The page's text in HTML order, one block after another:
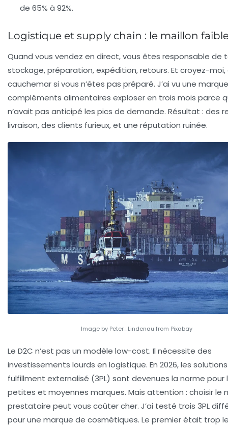
de 65% à 92%.
Logistique et supply chain : le maillon
Quand vous vendez en direct, vous êtes responsable de
stockage, préparation, expédition, retours. Et croyez-moi,
cauchemar si vous n’êtes pas préparé. J’ai vu une
compléments alimentaires exploser en trois mois parce
n’avait pas anticipé les pics de demande. Résultat : des
livraison, des clients furieux, et une réputation ruinée.
Image by Peter_Lindenau from Pixabay
Le D2C n’est pas un modèle low-cost. Il nécessite des
investissements lourds en logistique. En 2026, les
fulfillment externalisé (3PL) sont devenues la norme pour
petites et moyennes marques. Mais attention : choisir le
prestataire peut vous coûter cher. J’ai testé trois 3PL
pour une marque de cosmétiques. Le premier était trop